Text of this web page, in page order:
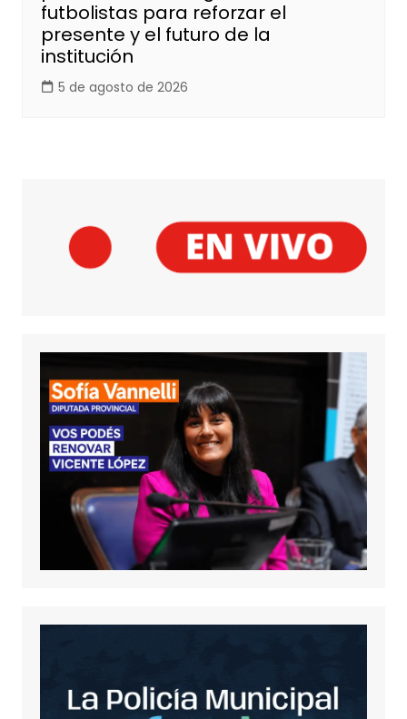
futbolistas para reforzar el
presente y el futuro de la
institución
5 de agosto de 2026